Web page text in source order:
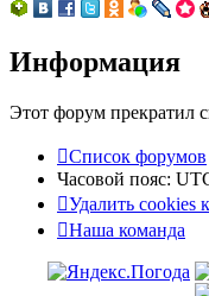
Информация
Этот форум прекратил
Список форумов
Часовой пояс:
Удалить cookies
Наша команда